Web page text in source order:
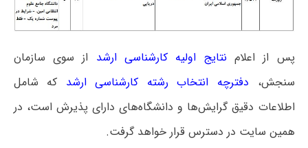
پس از اعلام نتایج اولیه کارشناسی ارشد از سوی سازمان
سنجش، دفترچه انتخاب رشته کارشناسی ارشد که شامل
اطلاعات دقیق گرایش‌ها و دانشگاه‌های دارای پذیرش است، در
همین سایت در دسترس قرار خواهد گرفت.